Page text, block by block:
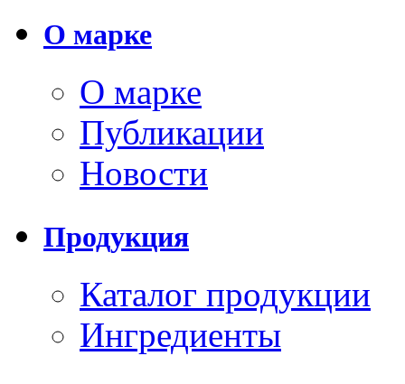
О марке
О марке
Публикации
Новости
Продукция
Каталог продукции
Ингредиенты